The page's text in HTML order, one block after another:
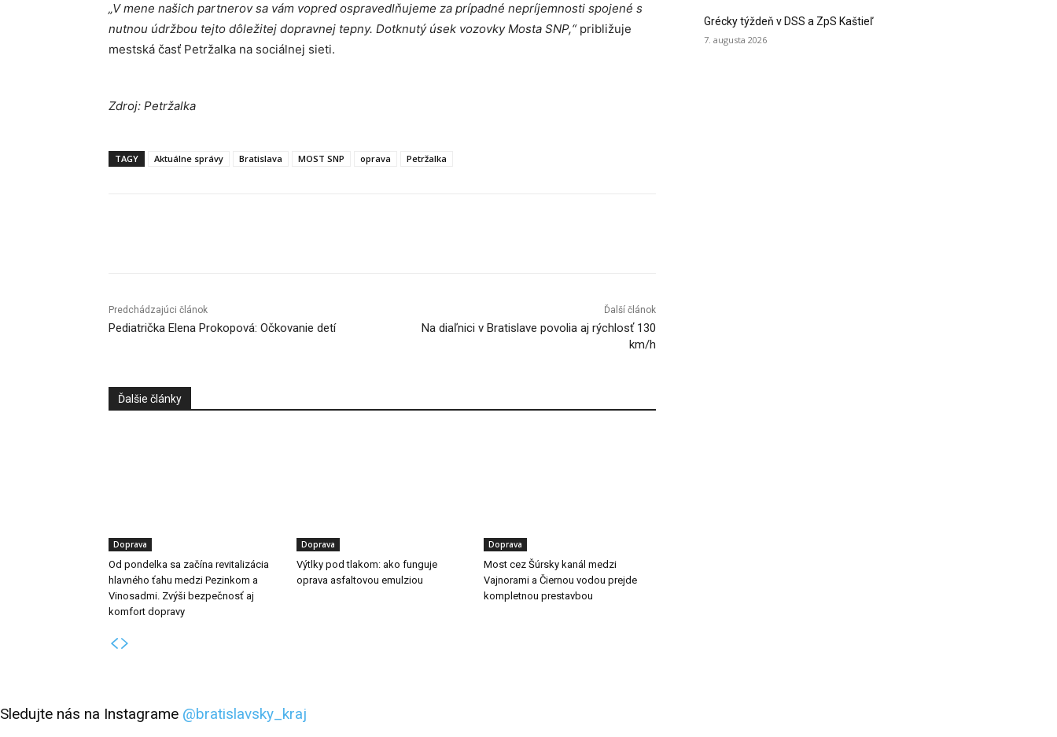
„V mene našich partnerov sa vám vopred ospravedlňujeme za prípadné nepríjemnosti spojené s
nutnou údržbou tejto dôležitej dopravnej tepny. Dotknutý úsek vozovky Mosta SNP,“približuje
mestská časť Petržalka na sociálnej sieti.
Zdroj: Petržalka
TAGY Aktuálne správy Bratislava MOST SNP oprava Petržalka
Predchádzajúci článok
Pediatrička Elena Prokopová: Očkovanie detí
Ďalší článok
Na diaľnici v Bratislave povolia aj rýchlosť 130
km/h
Ďalšie články
Doprava
Od pondelka sa začína revitalizácia
hlavného ťahu medzi Pezinkom a
Vinosadmi. Zvýši bezpečnosť aj
komfort dopravy
Doprava
Výtlky pod tlakom: ako funguje
oprava asfaltovou emulziou
Doprava
Most cez Šúrsky kanál medzi
Vajnorami a Čiernou vodou prejde
kompletnou prestavbou
Grécky týždeň v DSS a ZpS Kaštieľ
7. augusta 2026
Sledujte nás na Instagrame @bratislavsky_kraj